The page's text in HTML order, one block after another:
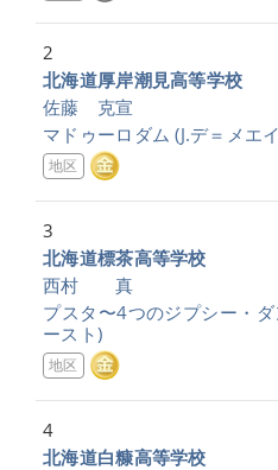
2
北海道厚岸潮見高等学校
佐藤 克宣
マドゥーロダム (J.デ＝メエ
地区
3
北海道標茶高等学校
西村 真
プスタ〜4つのジプシー・ダ
ースト)
地区
4
北海道白糠高等学校